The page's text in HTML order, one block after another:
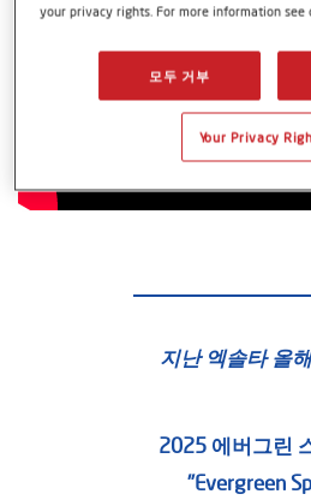
지난 엑솔타 올
2025 에버그린
"Evergreen
your privacy rights. For more information see
모두 거부
Your Privacy